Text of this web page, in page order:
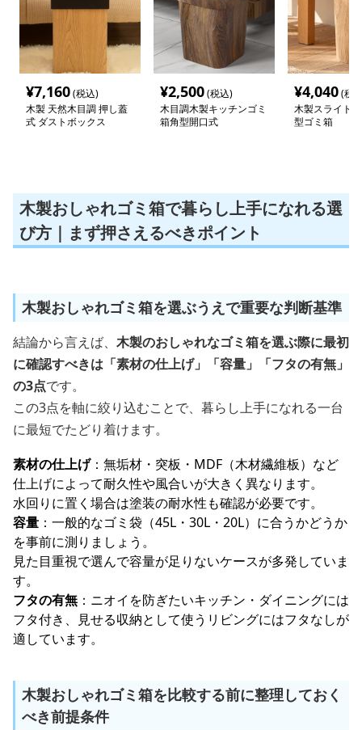
¥7,160(税込)
木製 天然木目調 押し蓋
式 ダストボックス
¥2,500(税込)
木目調木製キッチンゴミ
箱角型開口式
¥4,040(税
木製スライド
型ゴミ箱
木製おしゃれゴミ箱で暮らし上手になれる選
び方｜まず押さえるべきポイント
木製おしゃれゴミ箱を選ぶうえで重要な判断基準
結論から言えば、 木製のおしゃれなゴミ箱を選ぶ際に最初
に確認すべきは「素材の仕上げ」「容量」「フタの有無」
の3点です。
この3点を軸に絞り込むことで、暮らし上手になれる一台
に最短でたどり着けます。
素材の仕上げ：無垢材・突板・MDF（木材繊維板）など
仕上げによって耐久性や風合いが大きく異なります。
水回りに置く場合は塗装の耐水性も確認が必要です。
容量 ：一般的なゴミ袋（45L・30L・20L）に合うかどうか
を事前に測りましょう。
見た目重視で選んで容量が足りないケースが多発していま
す。
フタの有無 ：ニオイを防ぎたいキッチン・ダイニングには
フタ付き、見せる収納として使うリビングにはフタなしが
適しています。
木製おしゃれゴミ箱を比較する前に整理しておく
べき前提条件